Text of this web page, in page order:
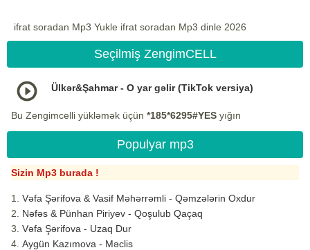
ifrat soradan Mp3 Yukle ifrat soradan Mp3 dinle 2026
Seçilmiş ZengimCELL
Ülkər&Şahmar - O yar gəlir (TikTok versiya)
Bu Zengimcelli yükləmək üçün *185*6295#YES yığın
Populyar mp3
Sizin Mp3 burada !
Vəfa Şərifova & Vasif Məhərrəmli - Qəmzələrin Oxdur
Nəfəs & Pünhan Piriyev - Qoşulub Qaçaq
Vəfa Şərifova - Uzaq Dur
Aygün Kazımova - Məclis